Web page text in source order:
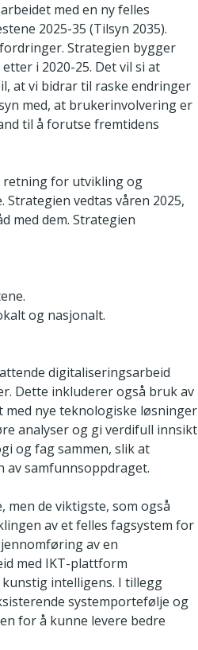
med en ny felles
2025-35 (Tilsyn 2035).
Strategien bygger
i 2020-25. Det vil si at
at vi bidrar til raske endringer
med, at brukerinvolvering er
til å forutse fremtidens
retning for utvikling og
vedtas våren 2025,
med dem. Strategien
og nasjonalt.
digitaliseringsarbeid
Dette inkluderer også bruk av
nye teknologiske løsninger
analyser og gi verdifull innsikt
og fag sammen, slik at
samfunnsoppdraget.
de viktigste, som også
av et felles fagsystem for
av en
med IKT-plattform
intelligens. I tillegg
systemportefølje og
for å kunne levere bedre